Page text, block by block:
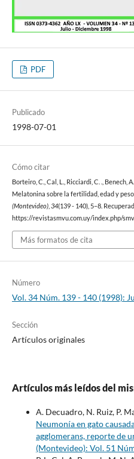
PDF
Publicado
1998-07-01
Cómo citar
Borteiro, C., Cal, L., Ricciardi, C. ., Benech,
Melatonina sobre la fertilidad, edad y
(Montevideo), 34(139 - 140), 5–8.
https://revistasmvu.com.uy/index.php/
Más formatos de cita
Número
Vol. 34 Núm. 139 - 140 (1998):
Sección
Artículos originales
Artículos más leídos del
A. Decuadro, N. Ruiz, P.
Neumonía en gato
agglomerans, reporte de
(Montevideo): Vol. 51